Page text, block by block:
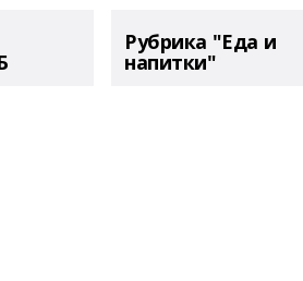
Рубрика "Еда и
напитки"